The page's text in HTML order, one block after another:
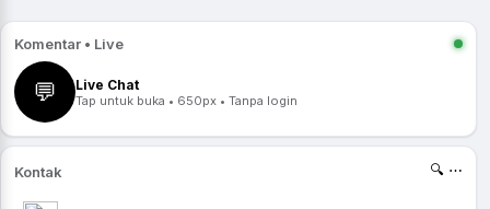
Komentar • Live
💬 Live Chat
Tap untuk buka • 650px • Tanpa login
Kontak 🔍 ⋯